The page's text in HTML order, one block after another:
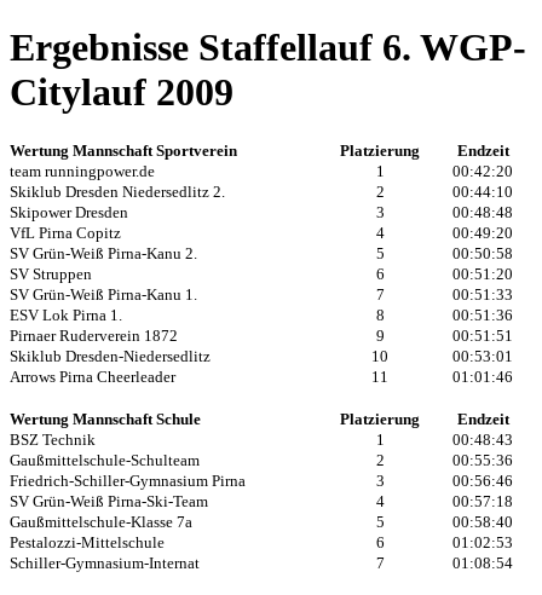
Ergebnisse Staffellauf 6. WGP-
Citylauf 2009
Wertung Mannschaft Sportverein Platzierung
Endzeit
team runningpower.de
1
00:42:20
Skiklub Dresden Niedersedlitz 2.
2
00:44:10
Skipower Dresden
3
00:48:48
VfL Pirna Copitz
4
00:49:20
SV Grün-Weiß Pirna-Kanu 2.
5
00:50:58
SV Struppen
6
00:51:20
SV Grün-Weiß Pirna-Kanu 1.
7
00:51:33
ESV Lok Pirna 1.
8
00:51:36
Pirnaer Ruderverein 1872
9
00:51:51
Skiklub Dresden-Niedersedlitz
10
00:53:01
Arrows Pirna Cheerleader
11 01:01:46
Wertung Mannschaft Schule Platzierung
Endzeit
BSZ Technik
1
00:48:43
Gaußmittelschule-Schulteam
2
00:55:36
Friedrich-Schiller-Gymnasium Pirna
3
00:56:46
SV Grün-Weiß Pirna-Ski-Team
4
00:57:18
Gaußmittelschule-Klasse 7a
5
00:58:40
Pestalozzi-Mittelschule
6
01:02:53
Schiller-Gymnasium-Internat
7 01:08:54